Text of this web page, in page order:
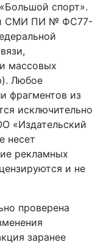
спорт».
СМИ ПИ № ФС77-
массовых
Любое
фрагментов из
исключительно
«Издательский
несет
рекламных
и не
проверена
заранее